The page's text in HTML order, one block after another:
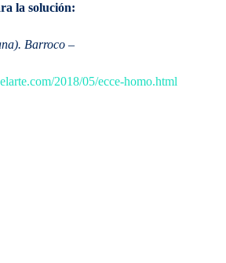
la solución:
Barroco –
2018/05/ecce-homo.html